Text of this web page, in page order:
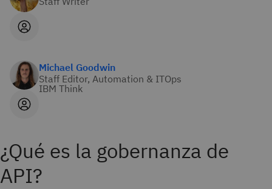
Michael Goodwin
Staff Editor, Automation & ITOps
IBM Think
¿Qué es la gobernanza de
API?